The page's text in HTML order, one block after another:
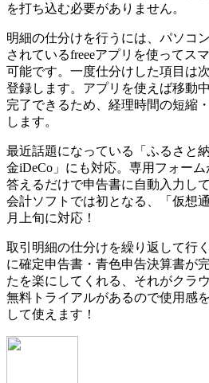
を打ち込む必要がありません。
明細の仕分けを行うには、パソコ
されているfreeeアプリを使ってス
可能です。一度仕分けした項目は
登録します。アプリを使えば移動
完了できるため、経理時間の短縮
します。
最近話題になっている
「ふるさと
金iDeCo」にも対応。専用フォー
答えるだけで申告書に自動入力して
会計ソフトでは初となる、
「仮想
月上旬に対応！
取引明細の仕分けを繰り返して行く
に確定申告書・青色申告決算書が
たを楽にしてくれる、それがクラ
無料トライアルがあるので使用感
して使えます！